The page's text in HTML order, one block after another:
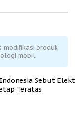
produk
mobil.
Sebut
Teratas